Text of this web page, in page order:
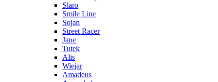
Slaro
Smile Line
Sojan
Street Racer
Jane
Tutek
Alis
Wiejar
Amadeus